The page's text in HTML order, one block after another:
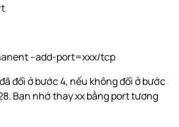
--add-port=xxx/tcp
đổi ở bước 4, nếu không đổi ở bước
Bạn nhớ thay xx bằng port tương